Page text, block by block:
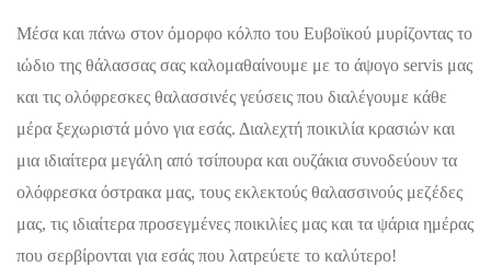
Μέσα και πάνω στον όμορφο κόλπο του Ευβοϊκού μυρίζοντας το
ιώδιο της θάλασσας σας καλομαθαίνουμε με το άψογο servis μας
και τις ολόφρεσκες θαλασσινές γεύσεις που διαλέγουμε κάθε
μέρα ξεχωριστά μόνο για εσάς. Διαλεχτή ποικιλία κρασιών και
μια ιδιαίτερα μεγάλη από τσίπουρα και ουζάκια συνοδεύουν τα
ολόφρεσκα όστρακα μας, τους εκλεκτούς θαλασσινούς μεζέδες
μας, τις ιδιαίτερα προσεγμένες ποικιλίες μας και τα ψάρια ημέρας
που σερβίρονται για εσάς που λατρεύετε το καλύτερο!